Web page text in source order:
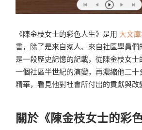
《陳金枝女士的彩色人生》是用 大文
書，除了是來自家人、來自社區學員們
是一段歷史記憶的記載，從陳金枝女士
一個社區半世紀的演變，再濃縮他二十
精華，看見他對社會所付出的貢獻與改
關於《陳金枝女士的彩